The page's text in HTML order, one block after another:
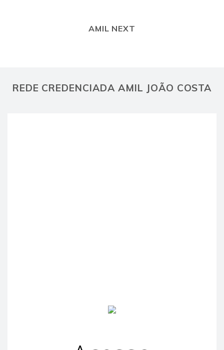
AMIL NEXT
REDE CREDENCIADA AMIL JOÃO COSTA